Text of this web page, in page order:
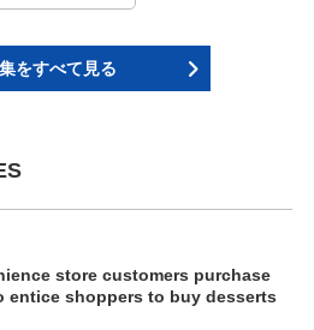
をすべて見る
store customers purchase
entice shoppers to buy desserts